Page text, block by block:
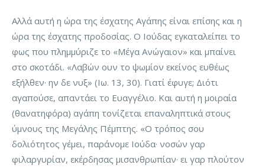
Αλλά αυτή η ώρα της έσχατης Αγάπης είναι επίσης και η
ώρα της έσχατης προδοσίας. Ο Ιούδας εγκαταλείπει το
φως που πλημμύριζε το «Μέγα Ανώγαιον» και μπαίνει
στο σκοτάδι. «Λαβών ουν το ψωμίον εκείνος ευθέως
εξήλθεν· ην δε νυξ» (Ιω. 13, 30). Γιατί έφυγε; Διότι
αγαπούσε, απαντάει το Ευαγγέλιο. Και αυτή η μοιραία
(θανατηφόρα) αγάπη τονίζεται επαναληπτικά στους
ύμνους της Μεγάλης Πέμπτης. «Ο τρόπος σου
δολιότητος γέμει, παράνομε Ιούδα· νοσών γαρ
φιλαργυρίαν, εκέρδησας μισανθρωπίαν· ει γαρ πλούτον